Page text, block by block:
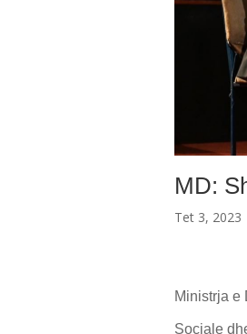
MD:
Tet 3, 2023
Ministrja e
Sociale